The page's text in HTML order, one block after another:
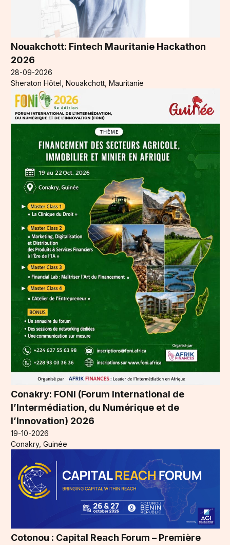
Nouakchott: Fintech Mauritanie Hackathon
2026
28-09-2026
Sheraton Hôtel, Nouakchott, Mauritanie
Conakry: FONI (Forum International de
l’Intermédiation, du Numérique et de
l’Innovation) 2026
19-10-2026
Conakry, Guinée
Cotonou : Capital Reach Forum – Première